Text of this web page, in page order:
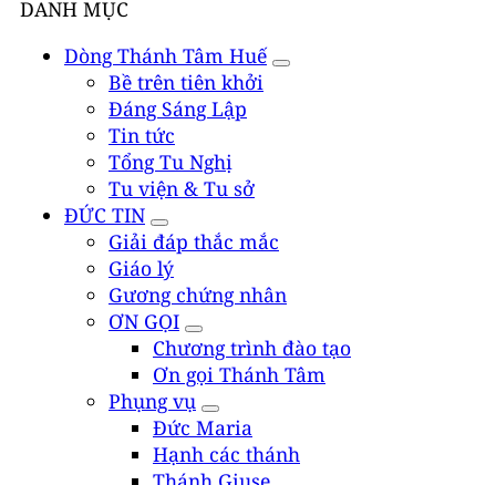
DANH MỤC
Dòng Thánh Tâm Huế
Bề trên tiên khởi
Đáng Sáng Lập
Tin tức
Tổng Tu Nghị
Tu viện & Tu sở
ĐỨC TIN
Giải đáp thắc mắc
Giáo lý
Gương chứng nhân
ƠN GỌI
Chương trình đào tạo
Ơn gọi Thánh Tâm
Phụng vụ
Đức Maria
Hạnh các thánh